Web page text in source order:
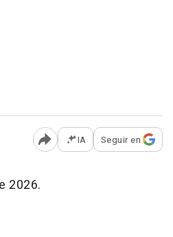
Abrir opciones para
IA Seguir en
2026.